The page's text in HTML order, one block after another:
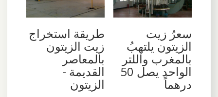
سعرُ زيت
الزيتون يلتهبُ
بالمغرب واللتر
الواحد يصل 50
درهماً
طريقة استخراج
زيت الزيتون
بالمعاصر
القديمة -
الزيتون